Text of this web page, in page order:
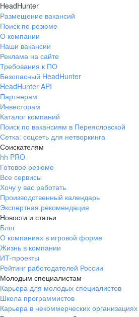
HeadHunter
Размещение вакансий
Поиск по резюме
О компании
Наши вакансии
Реклама на сайте
Требования к ПО
Безопасный HeadHunter
HeadHunter API
Партнерам
Инвесторам
Каталог компаний
Поиск по вакансиям в Переясловской
Сетка: соцсеть для нетворкинга
Соискателям
hh PRO
Готовое резюме
Все сервисы
Хочу у вас работать
Производственный календарь
Экспертная рекомендация
Новости и статьи
Блог
О компаниях в игровой форме
Жизнь в компании
ИТ-проекты
Рейтинг работодателей России
Молодым специалистам
Карьера для молодых специалистов
Школа программистов
Карьера в некоммерческих организациях